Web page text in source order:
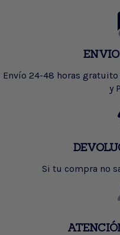
Envío 24-48 horas
y
Si tu compra no